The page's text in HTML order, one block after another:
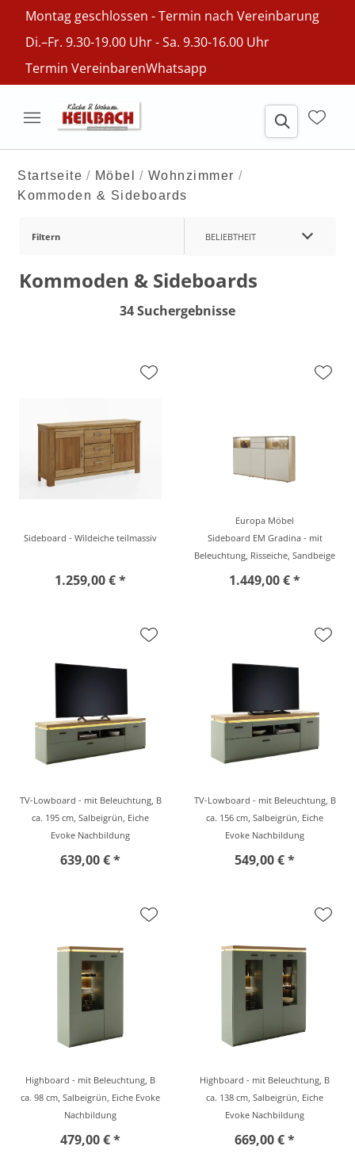
Montag geschlossen - Termin nach Vereinbarung
Di.–Fr. 9.30-19.00 Uhr - Sa. 9.30-16.00 Uhr
Termin VereinbarenWhatsapp
Startseite Möbel
Wohnzimmer
Kommoden & Sideboards
Filtern BELIEBTHEIT
Kommoden & Sideboards
34 Suchergebnisse
Sideboard - Wildeiche teilmassiv
1.259,00 € *
Europa Möbel
Sideboard EM Gradina - mit
Beleuchtung, Risseiche, Sandbeige
1.449,00 € *
TV-Lowboard - mit Beleuchtung, B
ca. 195 cm, Salbeigrün, Eiche
Evoke Nachbildung
639,00 € *
TV-Lowboard - mit Beleuchtung, B
ca. 156 cm, Salbeigrün, Eiche
Evoke Nachbildung
549,00 € *
Highboard - mit Beleuchtung, B
ca. 98 cm, Salbeigrün, Eiche Evoke
Nachbildung
479,00 € *
Highboard - mit Beleuchtung, B
ca. 138 cm, Salbeigrün, Eiche
Evoke Nachbildung
669,00 € *